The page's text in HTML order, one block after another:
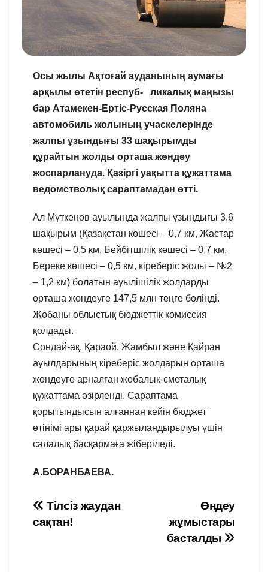
Осы жылы Ақтоғай ауданының аумағы
арқылы өтетін респуб- ликалық маңызы
бар Атамекен-Ертіс-Русская Поляна
автомобиль жолының учаскелерінде
жалпы ұзындығы 33 шақырымды
құрайтын жолды орташа жөндеу
жоспарлануда. Қазіргі уақытта құжаттама
ведомстволық сараптамадан өтті.
Ал Мүткенов ауылында жалпы ұзындығы 3,6
шақырым (Қазақстан көшесі – 0,7 км, Жастар
көшесі – 0,5 км, Бейбітшілік көшесі – 0,7 км,
Береке көшесі – 0,5 км, кіреберіс жолы – №2
– 1,2 км) болатын ауылішілік жолдарды
орташа жөндеуге 147,5 млн теңге бөлінді.
Жобаны облыстық бюджеттік комиссия
қолдады.
Сондай-ақ, Қараой, Жамбыл және Қайран
ауылдарының кіреберіс жолдарын орташа
жөндеуге арналған жобалық-сметалық
құжаттама әзірленді. Сараптама
қорытындысын алғаннан кейін бюджет
өтінімі ары қарай қаржыландырылуы үшін
салалық басқармаға жіберіледі.
А.БОРАНБАЕВА.
Навигация
по
Өңдеу
жұмыстары
басталды
Тілсіз жаудан
сақтан!